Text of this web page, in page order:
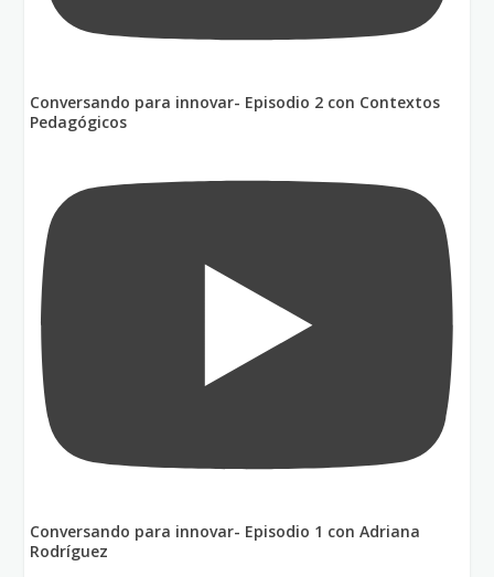
Conversando para innovar- Episodio 2 con Contextos
Pedagógicos
Conversando para innovar- Episodio 1 con Adriana
Rodríguez